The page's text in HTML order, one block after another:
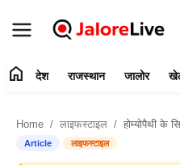
संपर्क करें
home देश राजस्थान जालोर
Home लाइफस्टाइल होम्योपैथी के सिरमौर
Article लाइफस्टाइल